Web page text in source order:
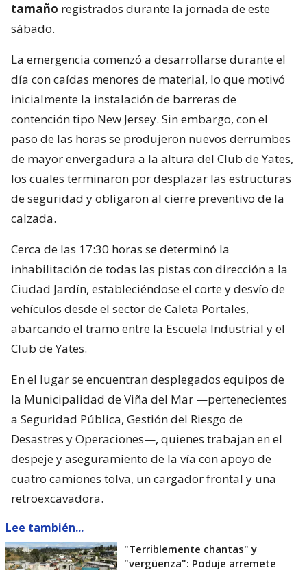
tamaño registrados durante la jornada de este
sábado.
La emergencia comenzó a desarrollarse durante el
día con caídas menores de material, lo que motivó
inicialmente la instalación de barreras de
contención tipo New Jersey. Sin embargo, con el
paso de las horas se produjeron nuevos derrumbes
de mayor envergadura a la altura del Club de Yates,
los cuales terminaron por desplazar las estructuras
de seguridad y obligaron al cierre preventivo de la
calzada.
Cerca de las 17:30 horas se determinó la
inhabilitación de todas las pistas con dirección a la
Ciudad Jardín, estableciéndose el corte y desvío de
vehículos desde el sector de Caleta Portales,
abarcando el tramo entre la Escuela Industrial y el
Club de Yates.
En el lugar se encuentran desplegados equipos de
la Municipalidad de Viña del Mar —pertenecientes
a Seguridad Pública, Gestión del Riesgo de
Desastres y Operaciones—, quienes trabajan en el
despeje y aseguramiento de la vía con apoyo de
cuatro camiones tolva, un cargador frontal y una
retroexcavadora.
Lee también...
"Terriblemente chantas" y
"vergüenza": Poduje arremete